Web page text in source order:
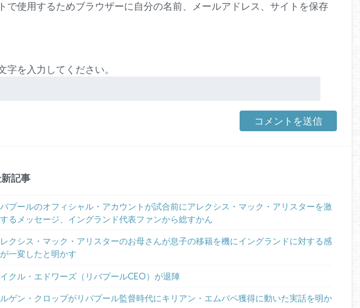
で使用するためブラウザーに自分の名前、メールアドレス、サイトを保存
字を入力してください。
記事
バプールのオフィシャル・アカウントが試合前にアレクシス・マック・アリスターを激
るメッセージ、イングランド代表ファンから総すかん
クシス・マック・アリスターのお母さんが息子の移籍を機にイングランドに対する感
一変したと明かす
クル・エドワーズ（リバプールCEO）が退陣
ゲン・クロップがリバプール監督時代にキリアン・エムバペ獲得に動いた実話を明か